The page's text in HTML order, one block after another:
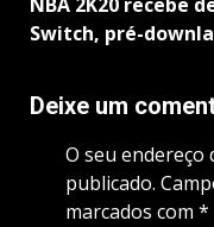
Switch, pré-
Deixe um
O seu endereço
publicado.
marcados com *